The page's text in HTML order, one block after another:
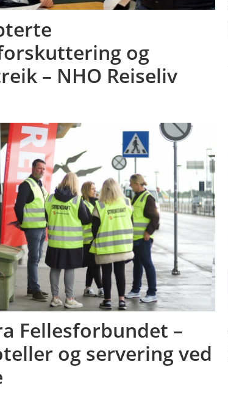
og
– NHO Reiseliv
Fellesforbundet –
og servering ved